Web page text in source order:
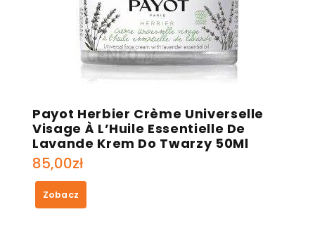
Payot Herbier Crème Universelle
Visage À L’Huile Essentielle De
Lavande Krem Do Twarzy 50Ml
85,00zł
Zobacz